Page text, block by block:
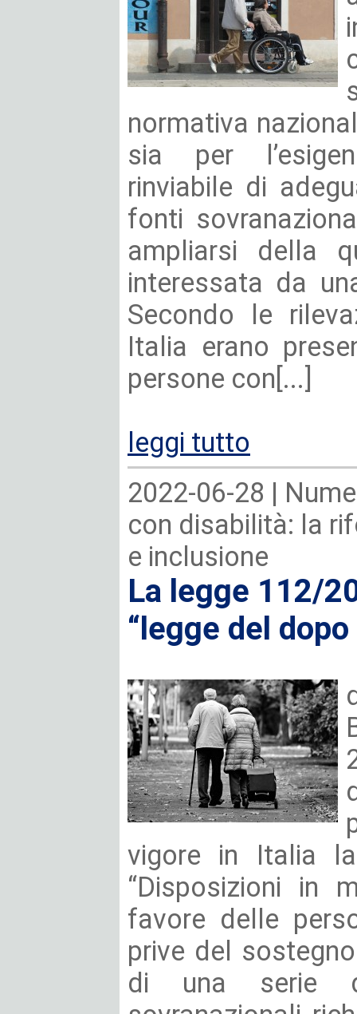
normativa
sia per
rinviabile di
fonti
ampliarsi della
interessata da
Secondo le
Italia erano
persone con[...]
leggi tutto
2022-06-28 |
con disabilità: la
e inclusione
La legge 112/
“legge del
vigore in Italia
“Disposizioni in
favore delle
prive del
di una serie